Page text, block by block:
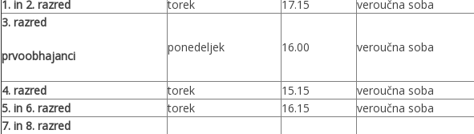
1. in 2. razred torek 17.15 veroučna soba
3. razred
prvoobhajanci
ponedeljek 16.00 veroučna soba
4. razred torek 15.15 veroučna soba
5. in 6. razred
torek 16.15 veroučna soba
7. in 8. razred